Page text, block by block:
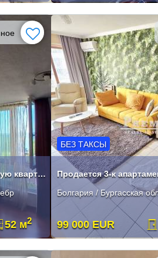
Предлагаем на продажу прекрасную квартиру в центре Несебра.
52 м2
БЕЗ ТАКСЫ
Болгария / Бургасская
99 000 EUR